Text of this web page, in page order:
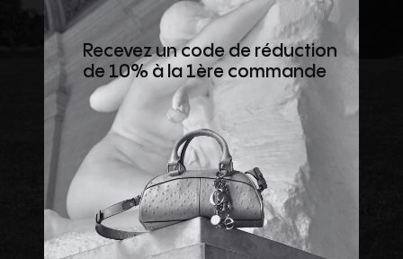
Recevez un code de réduction
de 10% à la 1ère commande